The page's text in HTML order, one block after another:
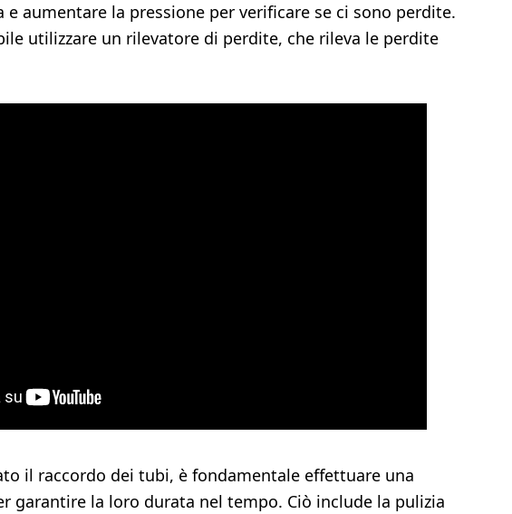
aumentare la pressione per verificare se ci sono perdite.
utilizzare un rilevatore di perdite, che rileva le perdite
il raccordo dei tubi, è fondamentale effettuare una
garantire la loro durata nel tempo. Ciò include la pulizia